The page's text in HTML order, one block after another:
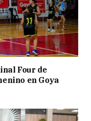
Four de
en Goya